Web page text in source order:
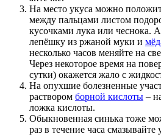
На место укуса можно
между пальцами листом
кусочками лука или чеснока.
лепёшку из ржаной муки и
несколько часов меняйте на
Через некоторое время на
сутки) окажется жало с
На опухшие болезненные
раствором борной кислоты –
ложка кислоты.
Обыкновенная синька тоже
раз в течение часа